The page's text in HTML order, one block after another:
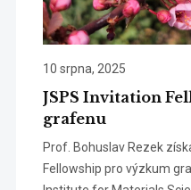
10 srpna, 2025
JSPS Invitation
grafenu
Prof. Bohuslav Rezek
Fellowship pro výzkum